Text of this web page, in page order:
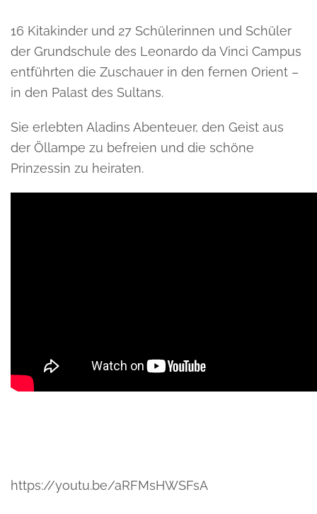
16 Kitakinder und 27 Schülerinnen und Schüler
der Grundschule des Leonardo da Vinci Campus
entführten die Zuschauer in den fernen Orient –
in den Palast des Sultans.
Sie erlebten Aladins Abenteuer, den Geist aus
der Öllampe zu befreien und die schöne
Prinzessin zu heiraten.
https://youtu.be/aRFMsHWSFsA